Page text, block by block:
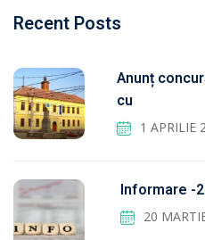
Recent Posts
Anunț
cu
1 APRILIE
Informare -
20